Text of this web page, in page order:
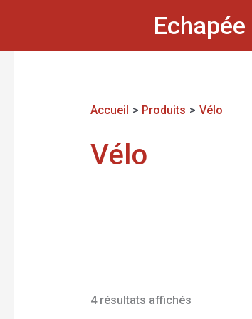
contenu
Echapée
Accueil Produits Vélo
Vélo
4 résultats affichés